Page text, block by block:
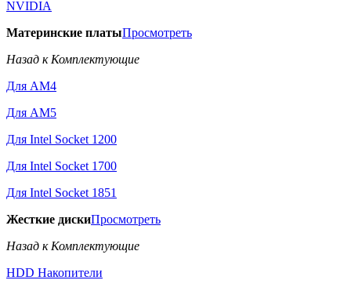
NVIDIA
Материнские платыПросмотреть
Назад к Комплектующие
Для AM4
Для AM5
Для Intel Socket 1200
Для Intel Socket 1700
Для Intel Socket 1851
Жесткие дискиПросмотреть
Назад к Комплектующие
HDD Накопители